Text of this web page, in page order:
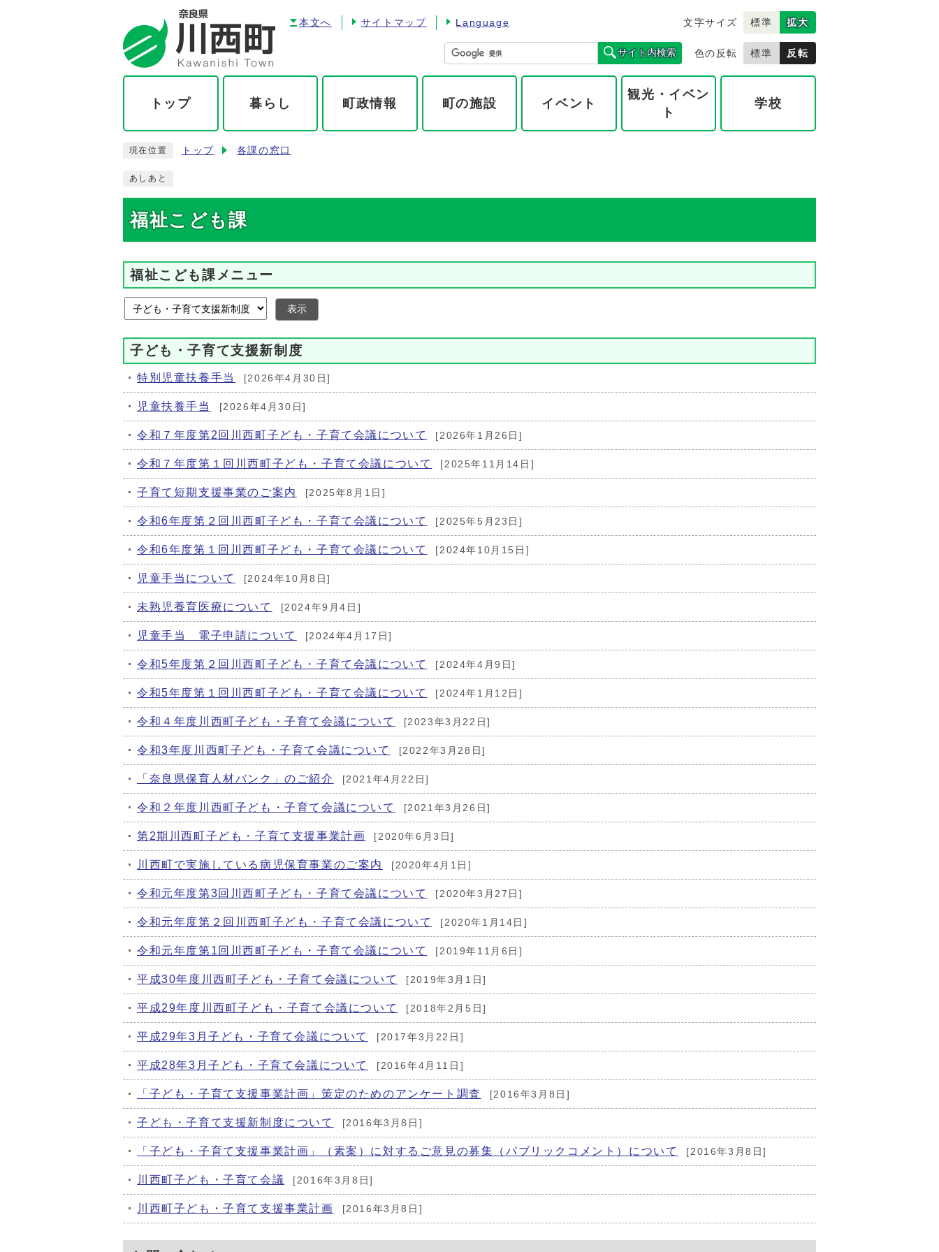
本文へ サイトマップ Language 文字サイズ 標準 拡大
サイト内検索 色の反転 標準 反転
トップ 暮らし 町政情報 町の施設 イベント
観光・イベン
ト
学校
現在位置 トップ 各課の窓口
あしあと
福祉こども課
福祉こども課メニュー
表示
子ども・子育て支援新制度
特別児童扶養手当 [2026年4月30日]
児童扶養手当 [2026年4月30日]
令和７年度第2回川西町子ども・子育て会議について [2026年1月26日]
令和７年度第１回川西町子ども・子育て会議について [2025年11月14日]
子育て短期支援事業のご案内 [2025年8月1日]
令和6年度第２回川西町子ども・子育て会議について [2025年5月23日]
令和6年度第１回川西町子ども・子育て会議について [2024年10月15日]
児童手当について [2024年10月8日]
未熟児養育医療について [2024年9月4日]
児童手当 電子申請について [2024年4月17日]
令和5年度第２回川西町子ども・子育て会議について [2024年4月9日]
令和5年度第１回川西町子ども・子育て会議について [2024年1月12日]
令和４年度川西町子ども・子育て会議について [2023年3月22日]
令和3年度川西町子ども・子育て会議について [2022年3月28日]
「奈良県保育人材バンク」のご紹介 [2021年4月22日]
令和２年度川西町子ども・子育て会議について [2021年3月26日]
第2期川西町子ども・子育て支援事業計画 [2020年6月3日]
川西町で実施している病児保育事業のご案内 [2020年4月1日]
令和元年度第3回川西町子ども・子育て会議について [2020年3月27日]
令和元年度第２回川西町子ども・子育て会議について [2020年1月14日]
令和元年度第1回川西町子ども・子育て会議について [2019年11月6日]
平成30年度川西町子ども・子育て会議について [2019年3月1日]
平成29年度川西町子ども・子育て会議について [2018年2月5日]
平成29年3月子ども・子育て会議について [2017年3月22日]
平成28年3月子ども・子育て会議について [2016年4月11日]
「子ども・子育て支援事業計画」策定のためのアンケート調査 [2016年3月8日]
子ども・子育て支援新制度について [2016年3月8日]
「子ども・子育て支援事業計画」（素案）に対するご意見の募集（パブリックコメント）について [2016年3月8日]
川西町子ども・子育て会議 [2016年3月8日]
川西町子ども・子育て支援事業計画 [2016年3月8日]